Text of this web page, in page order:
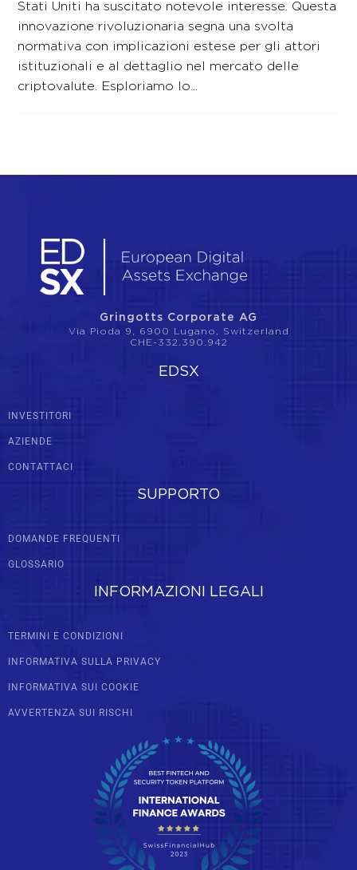
Stati Uniti ha suscitato notevole interesse. Questa
innovazione rivoluzionaria segna una svolta
normativa con implicazioni estese per gli attori
istituzionali e al dettaglio nel mercato delle
criptovalute. Esploriamo lo...
Gringotts Corporate AG
Via Pioda 9, 6900 Lugano, Switzerland
CHE-332.390.942
EDSX
INVESTITORI
AZIENDE
CONTATTACI
SUPPORTO
DOMANDE FREQUENTI
GLOSSARIO
INFORMAZIONI LEGALI
TERMINI E CONDIZIONI
INFORMATIVA SULLA PRIVACY
INFORMATIVA SUI COOKIE
AVVERTENZA SUI RISCHI